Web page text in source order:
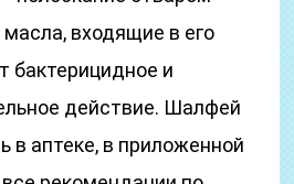
входящие в его
бактерицидное и
действие. Шалфей
в аптеке, в приложенной